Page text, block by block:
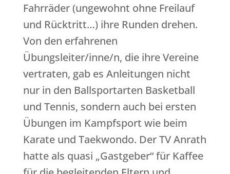
Fahrräder (ungewohnt ohne Freilauf
und Rücktritt…) ihre Runden drehen.
Von den erfahrenen
Übungsleiter/inne/n, die ihre Vereine
vertraten, gab es Anleitungen nicht
nur in den Ballsportarten Basketball
und Tennis, sondern auch bei ersten
Übungen im Kampfsport wie beim
Karate und Taekwondo. Der TV Anrath
hatte als quasi „Gastgeber“ für Kaffee